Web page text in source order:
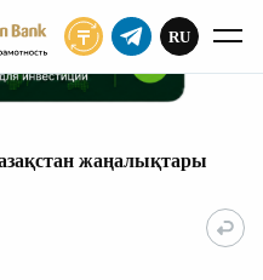
ЖАЗЫЛУ
RU
жаңалықтары